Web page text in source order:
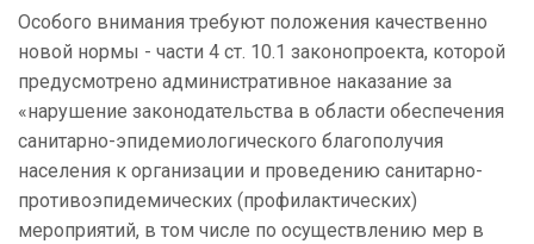
Особого внимания требуют положения качественно
новой нормы - части 4 ст. 10.1 законопроекта, которой
предусмотрено административное наказание за
«нарушение законодательства в области обеспечения
санитарно-эпидемиологического благополучия
населения к организации и проведению санитарно-
противоэпидемических (профилактических)
мероприятий, в том числе по осуществлению мер в